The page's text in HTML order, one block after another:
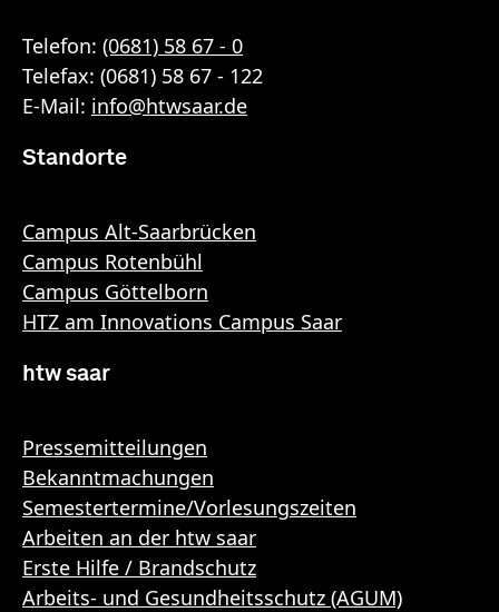
Telefon: (0681) 58 67 - 0
Telefax: (0681) 58 67 - 122
E-Mail: info@htwsaar.de
Standorte
Campus Alt-Saarbrücken
Campus Rotenbühl
Campus Göttelborn
HTZ am Innovations Campus Saar
htw saar
Pressemitteilungen
Bekanntmachungen
Semestertermine/Vorlesungszeiten
Arbeiten an der htw saar
Erste Hilfe / Brandschutz
Arbeits- und Gesundheitsschutz (AGUM)